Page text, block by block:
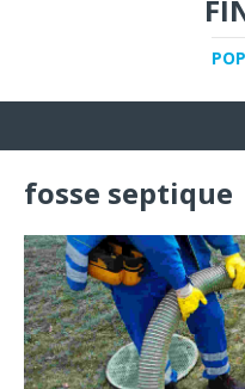
fosse septique